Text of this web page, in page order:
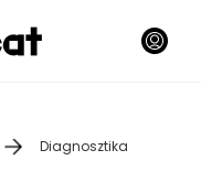
Diagnosztika